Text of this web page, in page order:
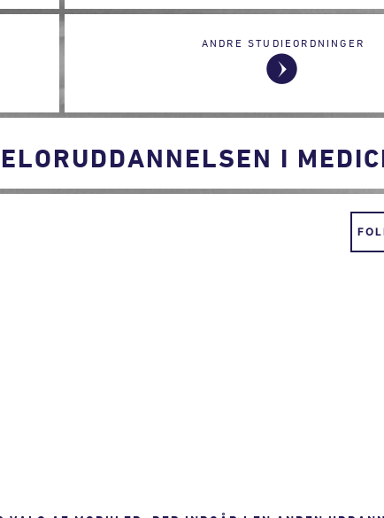
ANDRE STUDIEORDNINGER
I